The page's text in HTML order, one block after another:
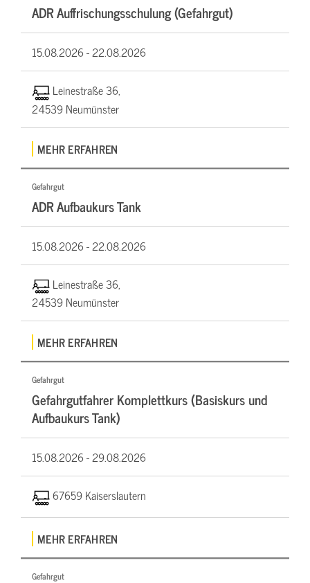
ADR Auffrischungsschulung (Gefahrgut)
15.08.2026 -22.08.2026
Leinestraße 36,
24539 Neumünster
MEHR ERFAHREN
Gefahrgut
ADR Aufbaukurs Tank
15.08.2026 -22.08.2026
Leinestraße 36,
24539 Neumünster
MEHR ERFAHREN
Gefahrgut
Gefahrgutfahrer Komplettkurs (Basiskurs und
Aufbaukurs Tank)
15.08.2026 -29.08.2026
67659 Kaiserslautern
MEHR ERFAHREN
Gefahrgut